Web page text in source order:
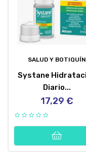
SALUD Y BOTIQUÍN
Systane
Diario...
Precio
17,29 €